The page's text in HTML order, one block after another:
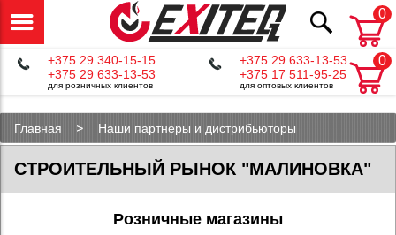
0
0
+375 29 340-15-15
+375 29 633-13-53
для розничных клиентов
+375 29 633-13-53
+375 17 511-95-25
для оптовых клиентов
Главная Наши партнеры и дистрибьюторы
СТРОИТЕЛЬНЫЙ РЫНОК "МАЛИНОВКА"
Розничные магазины